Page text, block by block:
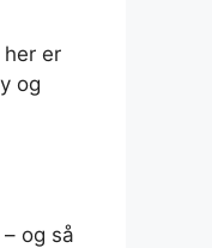
er
og
og så